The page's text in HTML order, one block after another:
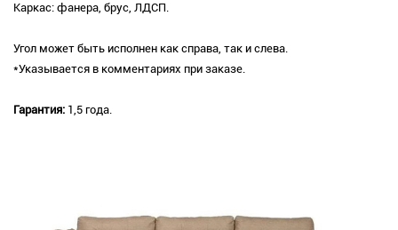
Каркас: фанера, брус, ЛДСП.
Угол может быть исполнен как справа, так и слева.
*Указывается в комментариях при заказе.
Гарантия: 1,5 года.